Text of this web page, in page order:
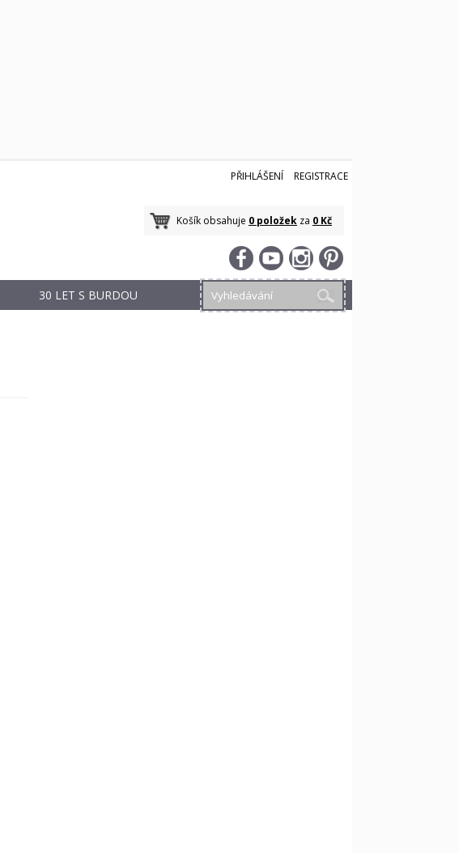
PŘIHLÁŠENÍ REGISTRACE
Košík obsahuje 0 položek za 0 Kč
30 LET S BURDOU